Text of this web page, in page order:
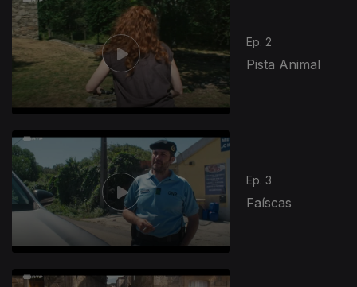
Ep. 2
Pista Animal
Ep. 3
Faíscas